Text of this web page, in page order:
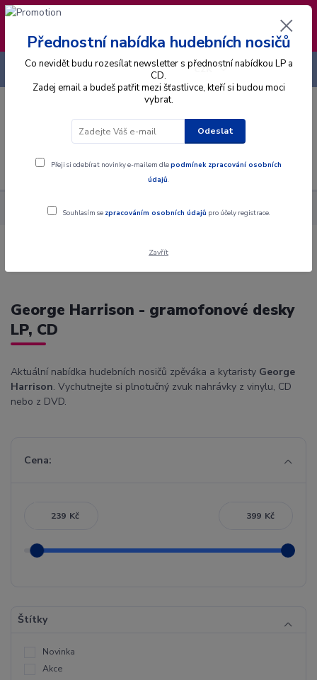
❣️ Od 4.8. do 13.8. čerpám dovolenou. Datum
expedice objednávek se posouvá na pátek
14.8.2026 🐋
Menu
CZK
+420 725 736 293
Interpret H Harrison George
George Harrison - gramofonové desky
LP, CD
Aktuální nabídka hudebních nosičů zpěváka a kytaristy George
Harrison. Vychutnejte si plnotučný zvuk nahrávky z vinylu, CD
nebo z DVD.
Cena:
Kč Kč
Štítky
Novinka
Akce
Přednostní nabídka hudebních nosičů
Co nevidět budu rozesílat newsletter s přednostní nabídkou LP a
CD.
Zadej email a budeš patřit mezi šťastlivce, kteří si budou moci
vybrat.
Odeslat
Přeji si odebírat novinky e-mailem dlepodmínek zpracování osobních
údajů.
Souhlasím se zpracováním osobních údajů pro účely registrace.
Zavřít